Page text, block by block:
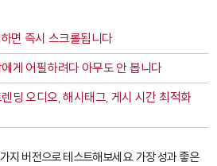
면 즉시 스크롤됩니다
게 어필하려다 아무도 안 봅니다
렌딩 오디오, 해시태그, 게시 시간 최적화
지 버전으로 테스트해보세요. 가장 성과 좋은